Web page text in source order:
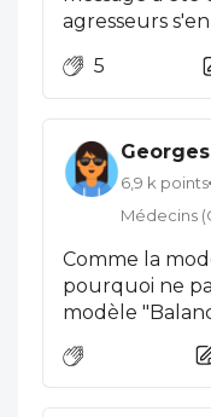
agresseurs
déraisonnables. 2. Le reste de la
est partagée
qu'ils y
milices ?). 3. La France a un problème
systémique en
corrompue en
ou d'une
les citoyens
pas assurée. Les grèves de deux jours, ça
ne fera jamais
surtout les
5
Georges
6,9 k points
Médecins
Comme la
pourquoi ne
modèle
réservé par le biais de nos n°RPPS par
exemple,